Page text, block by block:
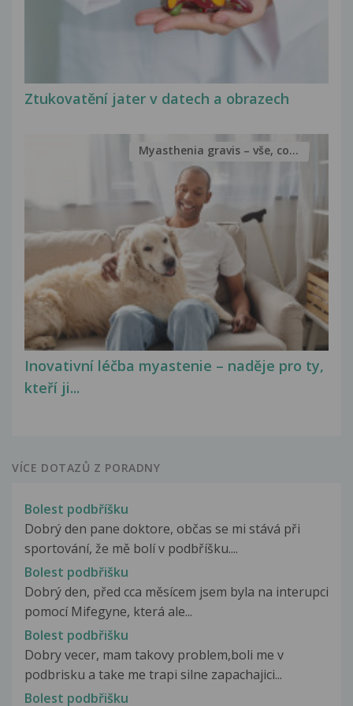
Ztukovatění jater v datech a obrazech
Inovativní léčba myastenie – naděje pro ty,
kteří ji...
Myasthenia gravis – vše, co...
VÍCE DOTAZŮ Z PORADNY
Bolest podbříšku
Dobrý den pane doktore, občas se mi stává při
sportování, že mě bolí v podbříšku....
Bolest podbřišku
Dobrý den, před cca měsícem jsem byla na interupci
pomocí Mifegyne, která ale...
Bolest podbřišku
Dobry vecer, mam takovy problem,boli me v
podbrisku a take me trapi silne zapachajici...
Bolest podbřišku